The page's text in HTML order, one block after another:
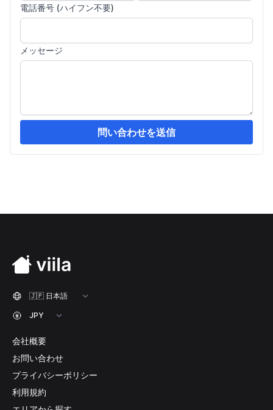
電話番号 (ハイフン不要)
メッセージ
問い合わせを送信
会社概要
お問い合わせ
プライバシーポリシー
利用規約